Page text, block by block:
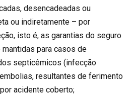
desencadeadas ou
ou indiretamente – por
isto é, as garantias do seguro
para casos de
septicêmicos (infecção
resultantes de ferimento
acidente coberto;